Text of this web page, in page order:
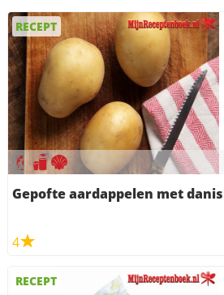
RECEPT
Gepofte aardappelen met
4
RECEPT